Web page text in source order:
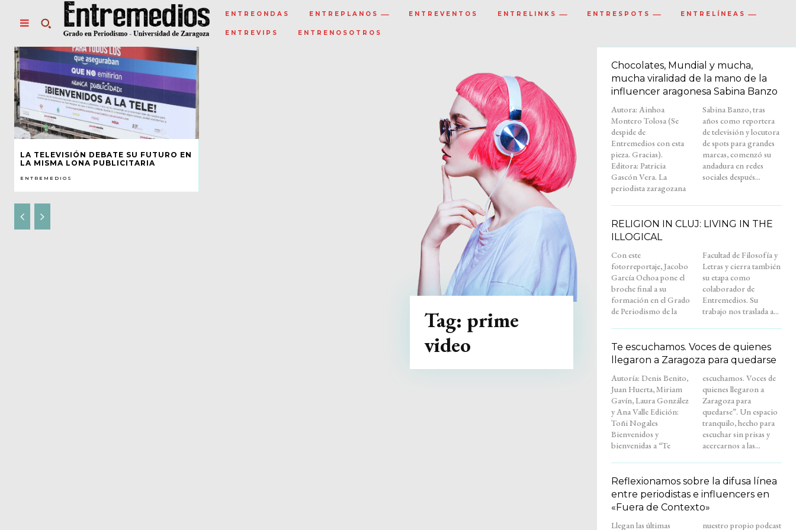
ENTREONDAS ENTREPLANOS ENTREVENTOS ENTRELINKS ENTRESPOTS ENTRELÍNEAS
ENTREVIPS ENTRENOSOTROS
LA TELEVISIÓN DEBATE SU FUTURO EN
LA MISMA LONA PUBLICITARIA
ENTREMEDIOS
Tag: prime
video
Chocolates, Mundial y mucha,
mucha viralidad de la mano de la
influencer aragonesa Sabina Banzo
Autora: Ainhoa
Montero Tolosa (Se
despide de
Entremedios con esta
pieza. Gracias).
Editora: Patricia
Gascón Vera. La
periodista zaragozana
Sabina Banzo, tras
años como reportera
de televisión y locutora
de spots para grandes
marcas, comenzó su
andadura en redes
sociales después...
RELIGION IN CLUJ: LIVING IN THE
ILLOGICAL
Con este
fotorreportaje, Jacobo
García Ochoa pone el
broche final a su
formación en el Grado
de Periodismo de la
Facultad de Filosofía y
Letras y cierra también
su etapa como
colaborador de
Entremedios. Su
trabajo nos traslada a...
Te escuchamos. Voces de quienes
llegaron a Zaragoza para quedarse
Autoría: Denis Benito,
Juan Huerta, Miriam
Gavín, Laura González
y Ana Valle Edición:
Toñi Nogales
Bienvenidos y
bienvenidas a “Te
escuchamos. Voces de
quienes llegaron a
Zaragoza para
quedarse”. Un espacio
tranquilo, hecho para
escuchar sin prisas y
acercarnos a las...
Reflexionamos sobre la difusa línea
entre periodistas e influencers en
«Fuera de Contexto»
Llegan las últimas
nuestro propio podcast